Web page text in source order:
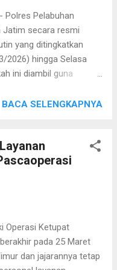
rute yang dipantau
rombongan antara
dari Ngawi
jalan arteri maupun
wisata. Kombes
mudik yang keluar
Polres Pelabuhan
Jatim secara resmi
yang ditingkatkan
2026) hingga Selasa
ini diambil guna
jalur laut melalui
hari sejak 13–25
di objek
tidak dikendorkan.
tetap aman dan
Pelabuhan
menyampaikan
penumpang
BACA SELENGKAPNYA
Operasi Ketupat
pada 25 Maret
dan jajarannya tetap